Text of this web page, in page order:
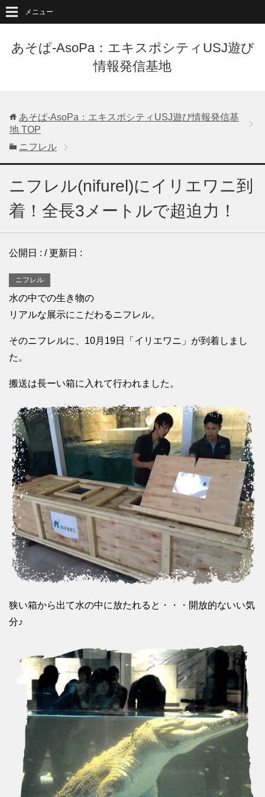
あそぱ-AsoPa：エキスポシティUSJ遊び
情報発信基地
メニュー
あそぱ-AsoPa：エキスポシティUSJ遊び情報発信基
地 TOP
ニフレル
ニフレル(nifurel)にイリエワニ到
着！全長3メートルで超迫力！
公開日 : / 更新日 :
ニフレル
水の中での生き物の
リアルな展示にこだわるニフレル。
そのニフレルに、10月19日「イリエワニ」が到着しまし
た。
搬送は長ーい箱に入れて行われました。
狭い箱から出て水の中に放たれると・・・開放的ないい気
分♪